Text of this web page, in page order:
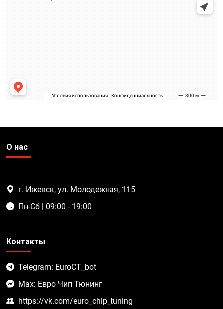
О нас
г. Ижевск, ул. Молодежная, 115
Пн-Сб | 09:00 - 19:00
Контакты
Telegram: EuroCT_bot
Max: Евро Чип Тюнинг
https://vk.com/euro_chip_tuning